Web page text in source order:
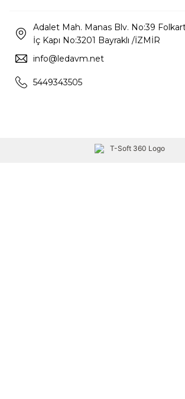
Adalet Mah. Manas Blv. No:39
İç Kapı No:3201 Bayraklı /İZMİR
info@ledavm.net
5449343505